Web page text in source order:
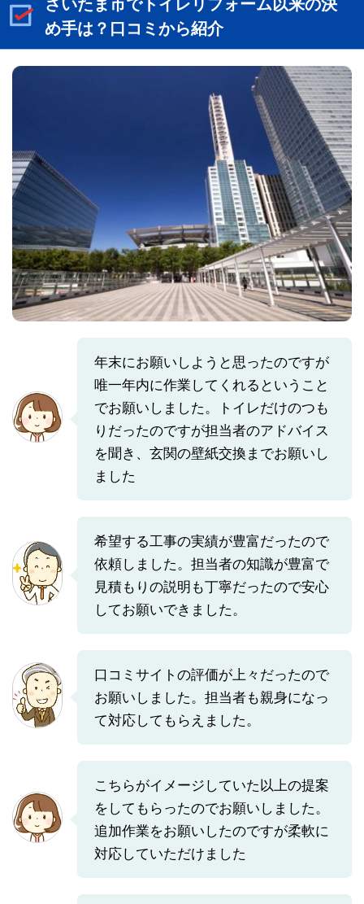
さいたま市でトイレリフォーム以来の決
め手は？口コミから紹介
年末にお願いしようと思ったのですが
唯一年内に作業してくれるということ
でお願いしました。トイレだけのつも
りだったのですが担当者のアドバイス
を聞き、玄関の壁紙交換までお願いし
ました
希望する工事の実績が豊富だったので
依頼しました。担当者の知識が豊富で
見積もりの説明も丁寧だったので安心
してお願いできました。
口コミサイトの評価が上々だったので
お願いしました。担当者も親身になっ
て対応してもらえました。
こちらがイメージしていた以上の提案
をしてもらったのでお願いしました。
追加作業をお願いしたのですが柔軟に
対応していただけました